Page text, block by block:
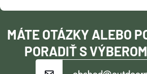
MÁTE OTÁZKY ALEBO
PORADIŤ S